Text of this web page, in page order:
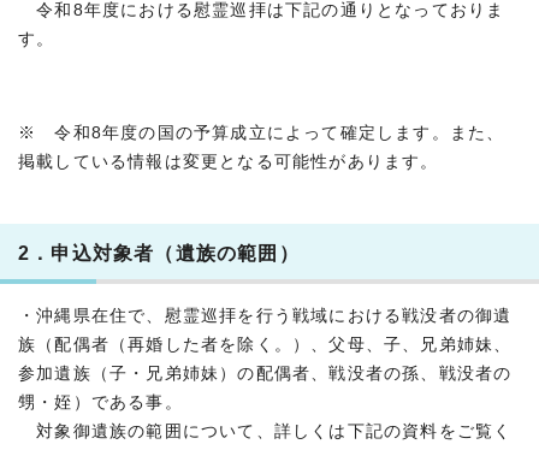
令和8年度における慰霊巡拝は下記の通りとなっておりま
す。
※ 令和8年度の国の予算成立によって確定します。また、
掲載している情報は変更となる可能性があります。
2．申込対象者（遺族の範囲）
・沖縄県在住で、慰霊巡拝を行う戦域における戦没者の御遺
族（配偶者（再婚した者を除く。）、父母、子、兄弟姉妹、
参加遺族（子・兄弟姉妹）の配偶者、戦没者の孫、戦没者の
甥・姪）である事。
対象御遺族の範囲について、詳しくは下記の資料をご覧く